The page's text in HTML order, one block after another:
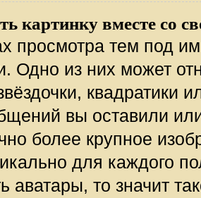
картинку вместе со
просмотра тем под
Одно из них может
квадратики
вы оставили
более крупное
для каждого
аватары, то значит